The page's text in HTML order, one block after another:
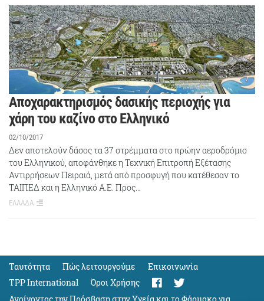
Αποχαρακτηρισμός δασικής περιοχής για
χάρη του καζίνο στο Ελληνικό
02/10/2017
Δεν αποτελούν δάσος τα 37 στρέμματα στο πρώην αεροδρόμιο
του Ελληνικού, αποφάνθηκε η Τεχνική Επιτροπή Εξέτασης
Αντιρρήσεων Πειραιά, μετά από προσφυγή που κατέθεσαν το
ΤΑΙΠΕΔ και η Ελληνικό Α.Ε. Προς…
ΕΛΛΑΔΑ
Ταυτότητα Πώς λειτουργούμε
Eπικοινωνία
TPP International
Όροι Χρήσης